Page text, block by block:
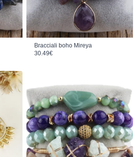
Bracciali boho Mireya
30.49€